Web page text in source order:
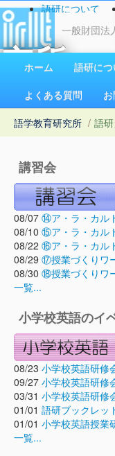
一般財団法
究所
1923（
語研について
お問い合わせ
ホーム 語研に
よくある質問
語学教育研究所 / 語
講習会
08/07 ⑭ア・ラ・カル
08/10 ⑮ア・ラ・カル
08/22 ⑯ア・ラ・カル
08/29 ⑰授業づくりワ
08/30 ⑱授業づくりワ
一覧...
小学校英語のイ
08/23 小学校英語研
09/27 小学校英語研
03/31 小学校英語研
01/01 語研ブックレッ
01/01 小学校英語授業
一覧...